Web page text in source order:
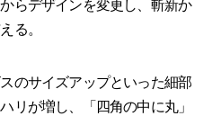
らデザインを変更し、斬新か
る。
のサイズアップといった細部
リが増し、「四角の中に丸」